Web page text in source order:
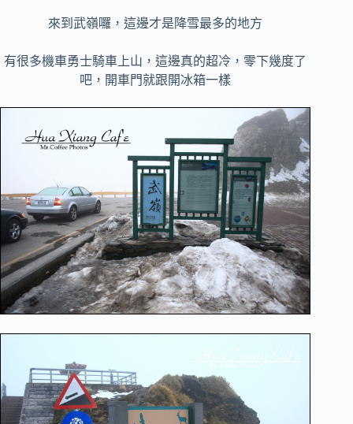
來到武嶺囉，這邊才是降雪最多的地方
有很多機車勇士騎車上山，這邊真的超冷，零下幾度了
吧，開車門就跟開冰箱一樣